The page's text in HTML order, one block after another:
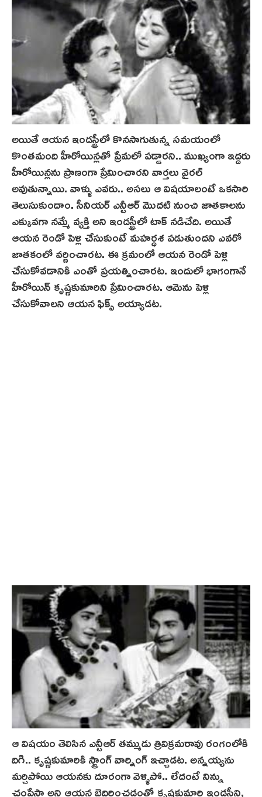
అయితే ఆయన ఇండస్ట్రీలో కొనసాగుతున్న సమయంలో
కొంతమంది హీరోయిన్లతో ప్రేమలో పడ్డారని.. ముఖ్యంగా ఇద్దరు
హీరోయిన్లను ప్రాణంగా ప్రేమించారని వార్తలు వైరల్
అవుతున్నాయి. వాళ్ళు ఎవరు.. అసలు ఆ విషయాలంటే ఒకసారి
తెలుసుకుందాం. సీనియర్ ఎన్టీఆర్ మొదటి నుంచి జాతకాలను
ఎక్కువగా నమ్మే వ్యక్తి అని ఇండస్ట్రీలో టాక్‌ నడిచేది. అయితే
ఆయన రెండో పెళ్లి చేసుకుంటే మ‌హ‌ర్ధ‌శ‌ పడుతుందని ఎవరో
జాతకంలో వర్ణించారట. ఈ క్రమంలో ఆయన రెండో పెళ్లి
చేసుకోవడానికి ఎంతో ప్రయత్నించారట. ఇందులో భాగంగానే
హీరోయిన్ కృష్ణకుమారిని ప్రేమించారట. ఆమెను పెళ్లి
చేసుకోవాలని ఆయన ఫిక్స్ అయ్యాడట.
ఆ విషయం తెలిసిన ఎన్టీఆర్ తమ్ముడు త్రివిక్రమరావు రంగంలోకి
దిగి.. కృష్ణకుమారికి స్ట్రాంగ్ వార్నింగ్ ఇచ్చాడట. అన్నయ్యను
మర్చిపోయి ఆయనకు దూరంగా వెళ్ళిపో.. లేదంటే నిన్ను
చంపేస్తా అని ఆయన బెదిరించడంతో కృష్ణకుమారి ఇండస్ట్రీని,